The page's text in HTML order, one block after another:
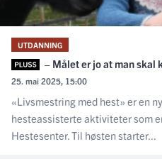
UTDANNING
– Målet er jo at man skal
25. mai 2025, 15:00
«Livsmestring med hest» er en
hesteassisterte aktiviteter som
Hestesenter. Til høsten starter...